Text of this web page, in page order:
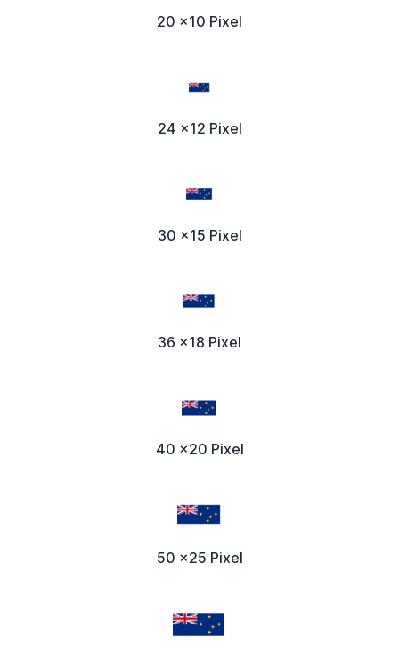
20 x10 Pixel
24 x12 Pixel
30 x15 Pixel
36 x18 Pixel
40 x20 Pixel
50 x25 Pixel